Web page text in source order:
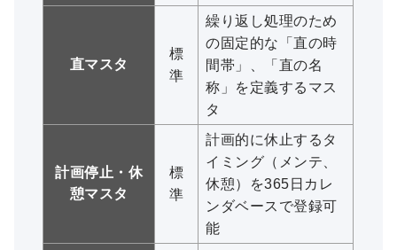
直マスタ
標
準
繰り返し処理のため
の固定的な「直の時
間帯」、「直の名
称」を定義するマス
タ
計画停止・休
憩マスタ
標
準
計画的に休止するタ
イミング（メンテ、
休憩）を365日カレ
ンダベースで登録可
能